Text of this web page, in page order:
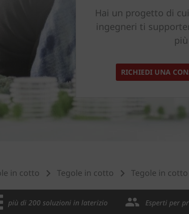
Hai un progetto di
ingegneri ti
RICHIEDI UNA
in cotto Tegole in cotto Tegole in cotto
più di 200 soluzioni in laterizio Esperti per